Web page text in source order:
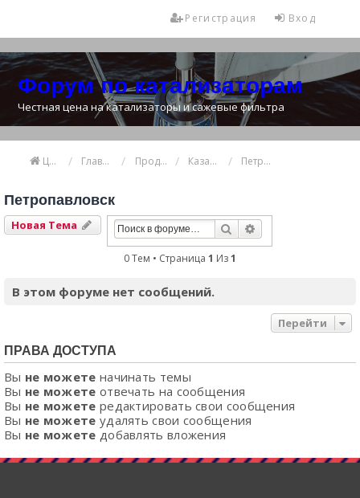
Вход
Регистрация
Форум по катализаторам
Честная цена на катализаторы и сажевые фильтра
Цена катализатора Главная Продажа и покупка катализаторов Казахстан Петропавловск
Петропавловск
Новая Тема Поиск
0 Тем • Страница 1 Из1
В этом форуме нет сообщений.
Перейти
ПРАВА ДОСТУПА
Вы не можете начинать темы
Вы не можете отвечать на сообщения
Вы не можете редактировать свои сообщения
Вы не можете удалять свои сообщения
Вы не можете добавлять вложения